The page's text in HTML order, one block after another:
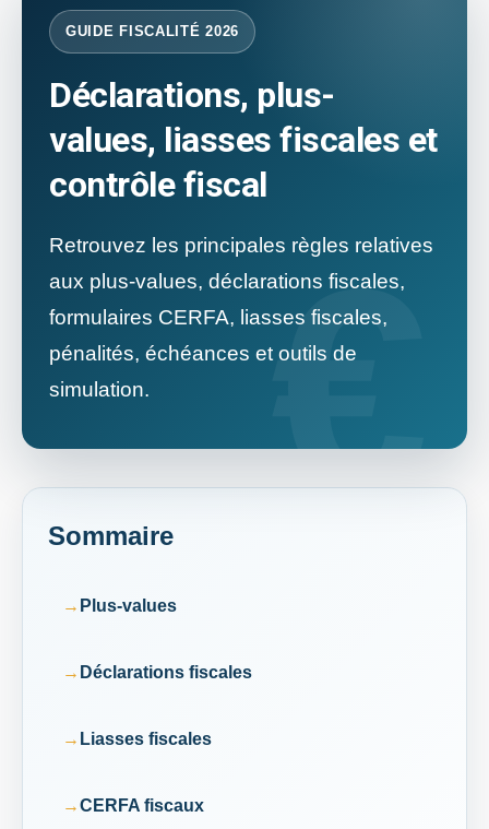
GUIDE FISCALITÉ 2026
Déclarations, plus-
values, liasses fiscales et
contrôle fiscal
Retrouvez les principales règles relatives
aux plus-values, déclarations fiscales,
formulaires CERFA, liasses fiscales,
pénalités, échéances et outils de
simulation.
Sommaire
Plus-values
Déclarations fiscales
Liasses fiscales
CERFA fiscaux